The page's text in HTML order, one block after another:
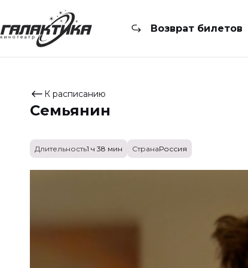
Возврат билетов
К расписанию
Семьянин
Длительность1 ч 38 мин СтранаРоссия